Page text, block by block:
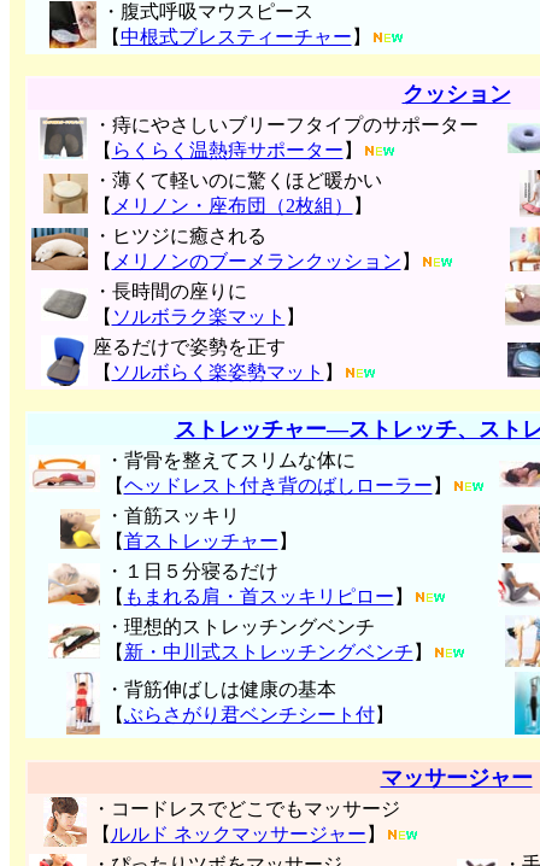
・腹式呼吸マウスピース
【中根式ブレスティーチャー 】
クッション
・痔にやさしいブリーフタイプのサポーター
【 らくらく温熱痔サポーター 】
・薄くて軽いのに驚くほど暖かい
【 メリノン・座布団（2枚組）
】
・ヒツジに癒される
【 メリノンのブーメランクッション 】
・長時間の座りに
【 ソルボラク楽マット 】
座るだけで姿勢を正す
【 ソルボらく楽姿勢マット 】
ストレッチャー―ストレッチ、スト
・背骨を整えてスリムな体に
【ヘッドレスト付き背のばしローラー 】
・首筋スッキリ
【首ストレッチャー 】
・１日５分寝るだけ
【 もまれる肩・首スッキリピロー 】
・理想的ストレッチングベンチ
【 新・中川式ストレッチングベンチ 】
・背筋伸ばしは健康の基本
【ぶらさがり君ベンチシート付】
マッサージャー
・コードレスでどこでもマッサージ
【 ルルド ネックマッサージャー 】